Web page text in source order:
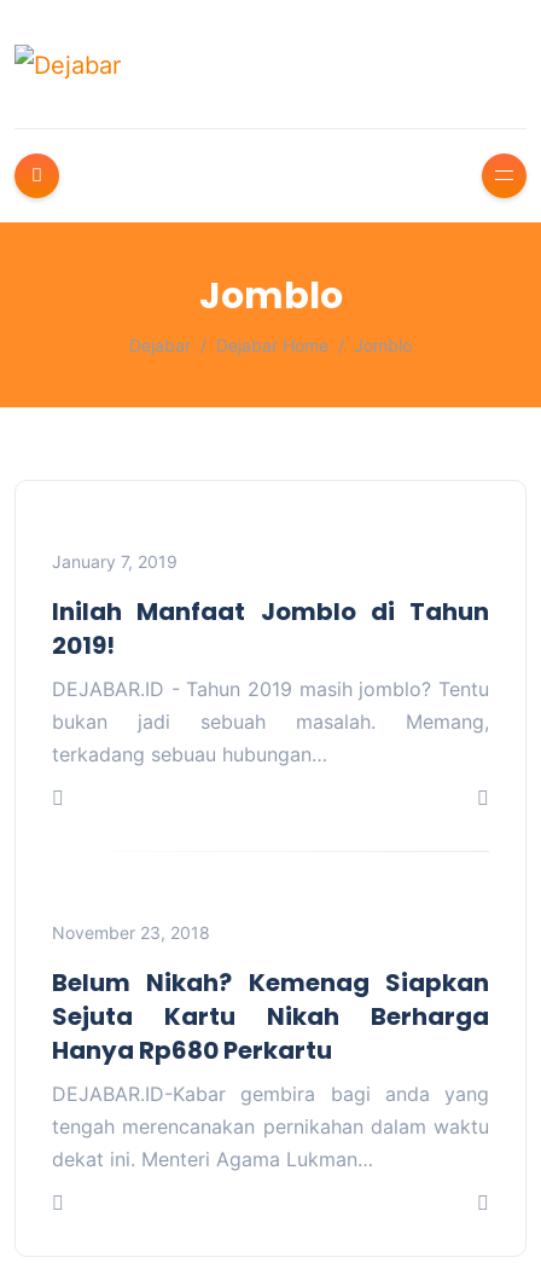
Jomblo
Dejabar Dejabar Home Jomblo
January 7, 2019
Inilah Manfaat Jomblo di Tahun
2019!
DEJABAR.ID - Tahun 2019 masih jomblo? Tentu
bukan jadi sebuah masalah. Memang,
terkadang sebuau hubungan…
November 23, 2018
Belum Nikah? Kemenag Siapkan
Sejuta Kartu Nikah Berharga
Hanya Rp680 Perkartu
DEJABAR.ID-Kabar gembira bagi anda yang
tengah merencanakan pernikahan dalam waktu
dekat ini. Menteri Agama Lukman…